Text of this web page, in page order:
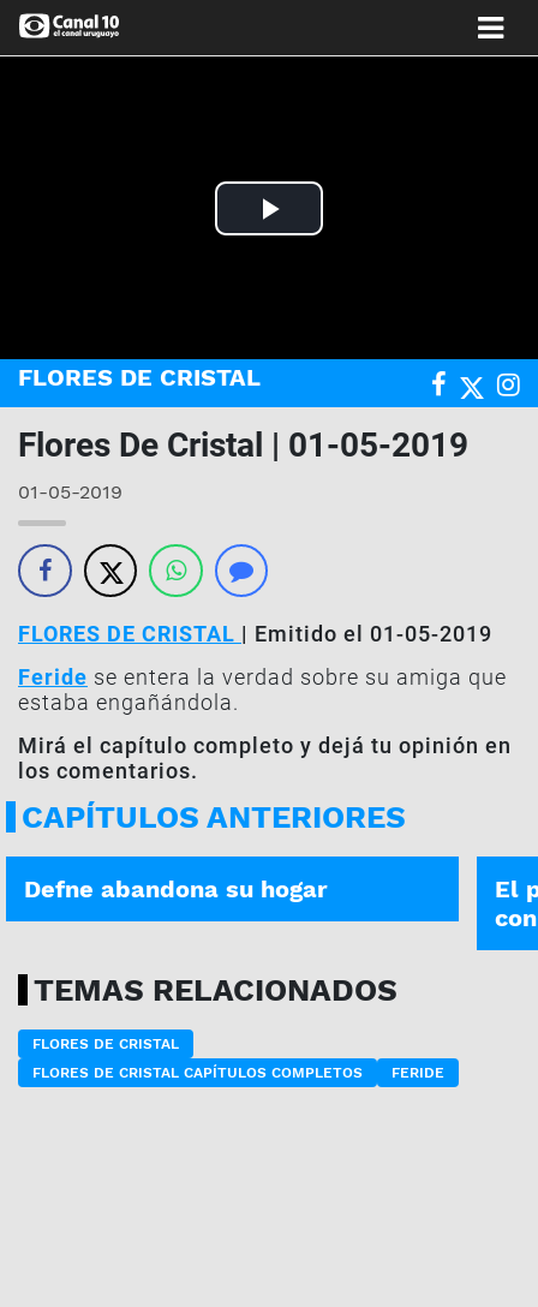
Play
FLORES DE CRISTAL
Flores De Cristal | 01-05-2019
01-05-2019
FLORES DE CRISTAL | Emitido el 01-05-2019
Feride se entera la verdad sobre su amiga que
estaba engañándola.
Mirá el capítulo completo y dejá tu opinión en
los comentarios.
CAPÍTULOS ANTERIORES
FLORES DE CRISTAL | 15-09
Defne abandona su hogar
El
TEMAS RELACIONADOS
FLORES DE CRISTAL
FLORES DE CRISTAL CAPÍTULOS COMPLETOS
FERIDE